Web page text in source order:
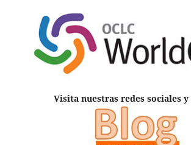
Visita nuestras redes sociales y